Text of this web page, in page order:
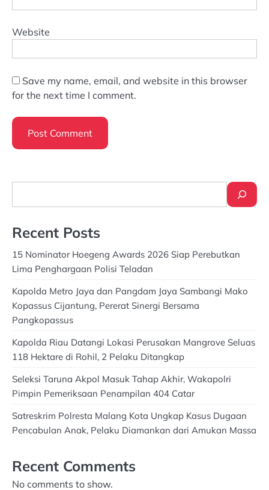
Website
Save my name, email, and website in this browser
for the next time I comment.
Recent Posts
15 Nominator Hoegeng Awards 2026 Siap Perebutkan
Lima Penghargaan Polisi Teladan
Kapolda Metro Jaya dan Pangdam Jaya Sambangi Mako
Kopassus Cijantung, Pererat Sinergi Bersama
Pangkopassus
Kapolda Riau Datangi Lokasi Perusakan Mangrove Seluas
118 Hektare di Rohil, 2 Pelaku Ditangkap
Seleksi Taruna Akpol Masuk Tahap Akhir, Wakapolri
Pimpin Pemeriksaan Penampilan 404 Catar
Satreskrim Polresta Malang Kota Ungkap Kasus Dugaan
Pencabulan Anak, Pelaku Diamankan dari Amukan Massa
Recent Comments
No comments to show.